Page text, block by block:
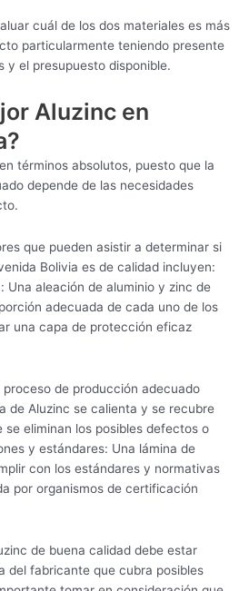
cuál de los dos materiales es más
particularmente teniendo presente
y el presupuesto disponible.
Aluzinc en
términos absolutos, puesto que la
depende de las necesidades
que pueden asistir a determinar si
Bolivia es de calidad incluyen:
Una aleación de aluminio y zinc de
adecuada de cada uno de los
una capa de protección eficaz
de producción adecuado
de Aluzinc se calienta y se recubre
eliminan los posibles defectos o
y estándares: Una lámina de
con los estándares y normativas
por organismos de certificación
de buena calidad debe estar
del fabricante que cubra posibles